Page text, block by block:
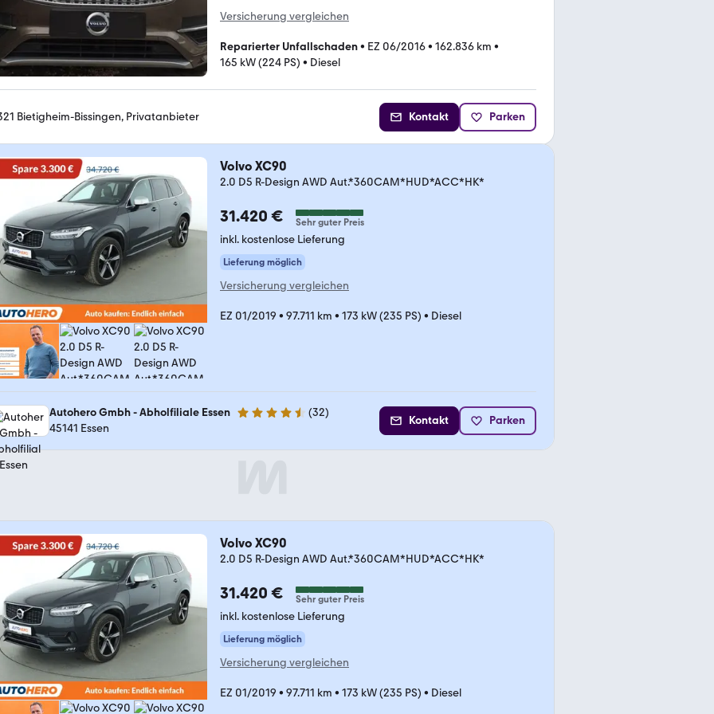
Versicherung vergleichen
Reparierter Unfallschaden• EZ 06/2016• 162.836 km •
165 kW (224 PS) • Diesel
Bietigheim-Bissingen, Privatanbieter Kontakt Parken
Volvo XC90
2.0 D5 R-Design AWD Aut.*360CAM*HUD*ACC*HK*
31.420 € Sehr guter Preis
inkl. kostenlose Lieferung
Lieferung möglich
Versicherung vergleichen
EZ 01/2019 • 97.711 km • 173 kW (235 PS) • Diesel
Autohero Gmbh - Abholfiliale Essen 4.7 Sterne (32)
45141 Essen
Kontakt Parken
Volvo XC90
2.0 D5 R-Design AWD Aut.*360CAM*HUD*ACC*HK*
31.420 € Sehr guter Preis
inkl. kostenlose Lieferung
Lieferung möglich
Versicherung vergleichen
EZ 01/2019 • 97.711 km • 173 kW (235 PS) • Diesel